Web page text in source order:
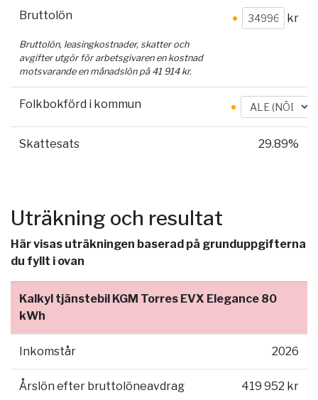
Bruttolön kr
Bruttolön, leasingkostnader, skatter och
avgifter utgör för arbetsgivaren en kostnad
motsvarande en månadslön på 41 914kr.
Folkbokförd i kommun
Skattesats 29.89%
Uträkning och resultat
Här visas uträkningen baserad på grunduppgifterna
du fyllt i ovan
Kalkyl tjänstebil KGM Torres EVX Elegance 80
kWh
Inkomstår 2026
Årslön efter bruttolöneavdrag 419 952 kr